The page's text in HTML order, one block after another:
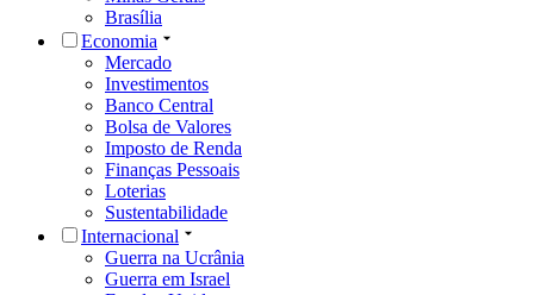
Brasília
Economia
Mercado
Investimentos
Banco Central
Bolsa de Valores
Imposto de Renda
Finanças Pessoais
Loterias
Sustentabilidade
Internacional
Guerra na Ucrânia
Guerra em Israel